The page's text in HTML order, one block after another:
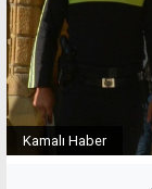
Kamalı Haber